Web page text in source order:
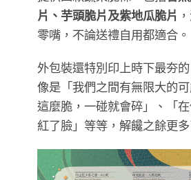
片、芋頭脆片及紫地瓜脆片
零嘴，不論送禮自用都適合。
外包裝還特別印上時下最夯
像是「我們之間有無限大的
這麼脆，一碰就會碎」、「
紅了臉」等等，解饞之餘更